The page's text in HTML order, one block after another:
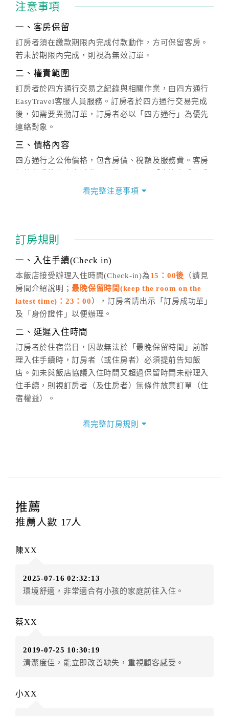
注意事項
一、客房保留
訂房者須在繳款期限內完成付款動作，方可保留客房。
若未於期限內完成，則視為無效訂單。
二、權責範圍
訂房者於四方通行交易之紀錄與相關作業，由四方通行
EasyTravel客服人員服務。訂房者於四方通行交易完成
後，如需要異動訂單，訂房者必以「四方通行」為優先
連絡對象。
三、價格內容
四方通行之公佈價格，包含房價、稅額及服務費。客房
價」之當日價格為標準。
話方式異動訂單。
※非客服時間之申辦異動，皆為次日計算及辦理。
五、客服時間
週一至週日，上午9:00～晚上6:00
六、聯絡方式
(07)9682715 。
看完整注意事項
訂房規則
一、入住手續(Check in)
本飯店接受辦理入住時間(Check-in)為15：00後 （請見
房間介紹說明；最晚保留時間(keep the room on the
latest time)：23：00 ），訂房者請出示「訂房成功單」
及「身份證件」以便辦理。
二、延遲入住時間
訂房者於住宿當日，因故無法於「最晚保留時間」前辦
理入住手續時，訂房者（或住房者）必須提前告知飯
店。如未與飯店協議入住時間又超過保留時間未辦理入
住手續，則視訂房者（及住房者）無條件放棄訂單（住
宿權益）。
四、訂單異動
提出申辦不得異動訂單。
每筆訂單異動限定
辦理取消退款。
房者應補足差額。（限原訂飯店）
房者不得要求退其差額。（限原訂飯店）
額3個月
．訂房者使用「保留住宿金額」時，請注意！為避免飯
店客滿，敬請及早計畫，如逾時未提出申辦，視同無條
．每筆訂單異動限定乙次，限原訂飯店，異動完成後不
看完整訂房規則
推薦
推薦人數 17人
陳XX
2025-07-16 02:32:13
環境舒適，非常適合有小孩的家庭前往入住。
蔡XX
2019-07-25 10:30:19
清潔度佳，能立即改善缺失，重視顧客感受。
小XX